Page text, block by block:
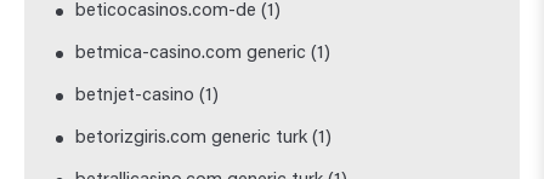
beticocasinos.com-de (1)
betmica-casino.com generic (1)
betnjet-casino (1)
betorizgiris.com generic turk (1)